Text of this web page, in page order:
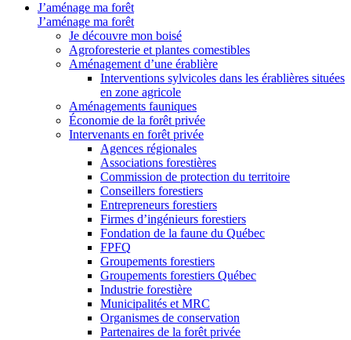
J’aménage ma forêt
J’aménage ma forêt
Je découvre mon boisé
Agroforesterie et plantes comestibles
Aménagement d’une érablière
Interventions sylvicoles dans les érablières situées
en zone agricole
Aménagements fauniques
Économie de la forêt privée
Intervenants en forêt privée
Agences régionales
Associations forestières
Commission de protection du territoire
Conseillers forestiers
Entrepreneurs forestiers
Firmes d’ingénieurs forestiers
Fondation de la faune du Québec
FPFQ
Groupements forestiers
Groupements forestiers Québec
Industrie forestière
Municipalités et MRC
Organismes de conservation
Partenaires de la forêt privée